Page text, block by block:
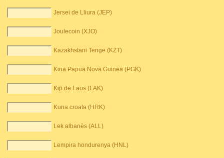
Jersei de Lliura (JEP)
Joulecoin (XJO)
Kazakhstani Tenge (KZT)
Kina Papua Nova Guinea (PGK)
Kip de Laos (LAK)
Kuna croata (HRK)
Lek albanès (ALL)
Lempira hondurenya (HNL)